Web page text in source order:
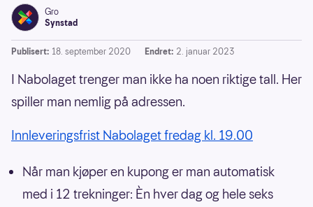
Gro
Synstad
Publisert: 18. september 2020 Endret: 2. januar 2023
I Nabolaget trenger man ikke ha noen riktige tall. Her
spiller man nemlig på adressen.
Innleveringsfrist Nabolaget fredag kl. 19.00
Når man kjøper en kupong er man automatisk
med i 12 trekninger: Èn hver dag og hele seks